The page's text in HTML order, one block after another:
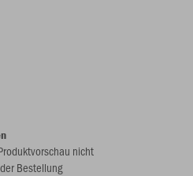
nicht
Bestellung